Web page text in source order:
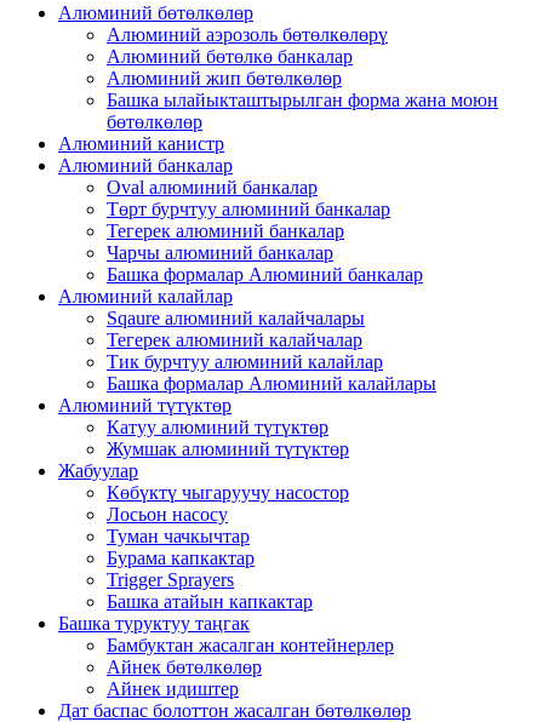
Алюминий бөтөлкөлөр
Алюминий аэрозоль бөтөлкөлөрү
Алюминий бөтөлкө банкалар
Алюминий жип бөтөлкөлөр
Башка ылайыкташтырылган форма жана моюн
бөтөлкөлөр
Алюминий канистр
Алюминий банкалар
Oval алюминий банкалар
Төрт бурчтуу алюминий банкалар
Тегерек алюминий банкалар
Чарчы алюминий банкалар
Башка формалар Алюминий банкалар
Алюминий калайлар
Sqaure алюминий калайчалары
Тегерек алюминий калайчалар
Тик бурчтуу алюминий калайлар
Башка формалар Алюминий калайлары
Алюминий түтүктөр
Катуу алюминий түтүктөр
Жумшак алюминий түтүктөр
Жабуулар
Көбүктү чыгаруучу насостор
Лосьон насосу
Туман чачкычтар
Бурама капкактар
Trigger Sprayers
Башка атайын капкактар
Башка туруктуу таңгак
Бамбуктан жасалган контейнерлер
Айнек бөтөлкөлөр
Айнек идиштер
Дат баспас болоттон жасалган бөтөлкөлөр